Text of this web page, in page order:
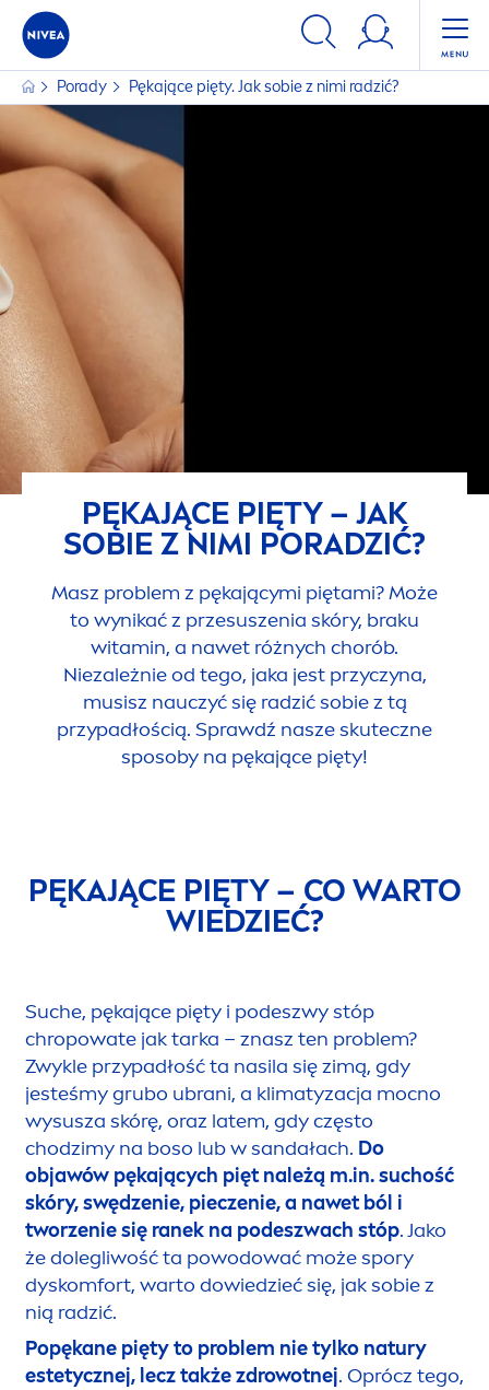
Porady Pękające pięty. Jak sobie z nimi radzić?
PĘKAJĄCE PIĘTY – JAK
SOBIE Z NIMI PORADZIĆ?
Masz problem z pękającymi piętami? Może
to wynikać z przesuszenia skóry, braku
witamin, a nawet różnych chorób.
Niezależnie od tego, jaka jest przyczyna,
musisz nauczyć się radzić sobie z tą
przypadłością. Sprawdź nasze skuteczne
sposoby na pękające pięty!
PĘKAJĄCE PIĘTY – CO WARTO
WIEDZIEĆ?
Suche, pękające pięty i podeszwy stóp
chropowate jak tarka – znasz ten problem?
Zwykle przypadłość ta nasila się zimą, gdy
jesteśmy grubo ubrani, a klimatyzacja mocno
wysusza skórę, oraz latem, gdy często
chodzimy na boso lub w sandałach. Do
objawów pękających pięt należą m.in. suchość
skóry, swędzenie, pieczenie, a nawet ból i
tworzenie się ranek na podeszwach stóp. Jako
że dolegliwość ta powodować może spory
dyskomfort, warto dowiedzieć się, jak sobie z
nią radzić.
Popękane pięty to problem nie tylko natury
estetycznej, lecz także zdrowotnej. Oprócz tego,